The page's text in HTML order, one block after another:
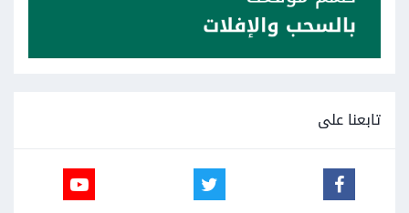
تابعنا على